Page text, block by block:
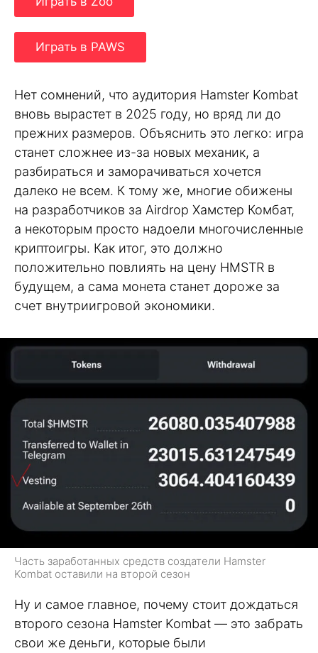
Играть в PAWS
Нет сомнений, что аудитория Hamster Kombat
вновь вырастет в 2025 году, но вряд ли до
прежних размеров. Объяснить это легко: игра
станет сложнее из-за новых механик, а
разбираться и заморачиваться хочется
далеко не всем. К тому же, многие обижены
на разработчиков за Airdrop Хамстер Комбат,
а некоторым просто надоели многочисленные
криптоигры. Как итог, это должно
положительно повлиять на цену HMSTR в
будущем, а сама монета станет дороже за
счет внутриигровой экономики.
Часть заработанных средств создатели Hamster
Kombat оставили на второй сезон
Ну и самое главное, почему стоит дождаться
второго сезона Hamster Kombat — это забрать
свои же деньги, которые были